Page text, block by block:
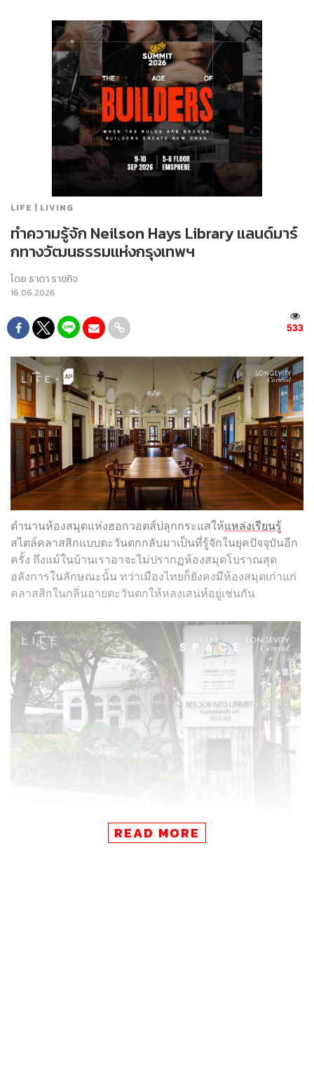
LIFE | LIVING
ทำความรู้จัก Neilson Hays Library แลนด์มาร์
กทางวัฒนธรรมแห่งกรุงเทพฯ
โดย ธาดา ราชกิจ
16.06.2026
533
ตำนานห้องสมุดแห่งฮอกวอตส์ปลุกกระแสให้แหล่งเรียนรู้
สไตล์คลาสสิกแบบตะวันตกกลับมาเป็นที่รู้จักในยุคปัจจุบันอีก
ครั้ง ถึงแม้ในบ้านเราอาจะไม่ปรากฏห้องสมุดโบราณสุด
อลังการในลักษณะนั้น ทว่าเมืองไทยก็ยังคงมีห้องสมุดเก่าแก่
คลาสสิกในกลิ่นอายตะวันตกให้หลงเสน่ห์อยู่เช่นกัน
ห้องสมุดเนียลสัน เฮส์ (Neilson Hays Library) เป็นแหล่ง
READ MORE